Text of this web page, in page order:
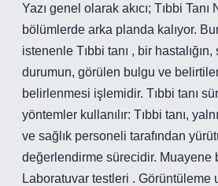
Yazı genel olarak akıcı; Tıbbi Tanı
bölümlerde arka planda kalıyor.
istenenle Tıbbi tanı , bir
durumun, görülen bulgu ve
belirlenmesi işlemidir. Tıbbi tanı
yöntemler kullanılır: Tıbbi tanı,
ve sağlık personeli tarafından
değerlendirme sürecidir. Muayene
Laboratuvar testleri . Görüntüleme